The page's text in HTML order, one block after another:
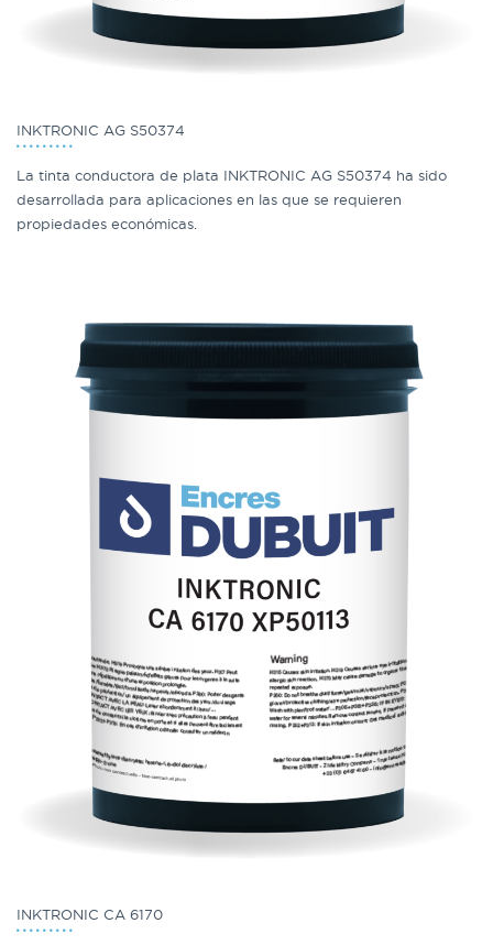
INKTRONIC AG S50374
La tinta conductora de plata INKTRONIC AG S50374 ha sido
desarrollada para aplicaciones en las que se requieren
propiedades económicas.
INKTRONIC CA 6170